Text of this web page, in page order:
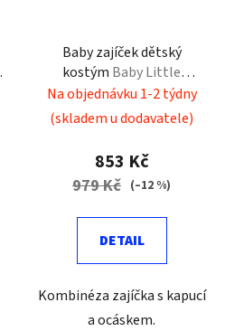
Baby zajíček dětský
kostým Baby Little
Bunny costume
Na objednávku 1-2 týdny
(skladem u dodavatele)
853 Kč
979 Kč (–12 %)
DETAIL
Kombinéza zajíčka s kapucí
a ocáskem.